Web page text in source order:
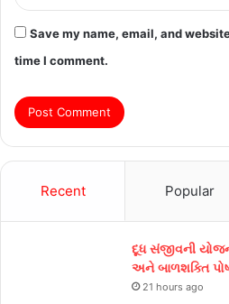
Save my name, email, and
time I comment.
Recent Popular
દૂધ સંજીવની
અને બાળશક્તિ
21 hours ago